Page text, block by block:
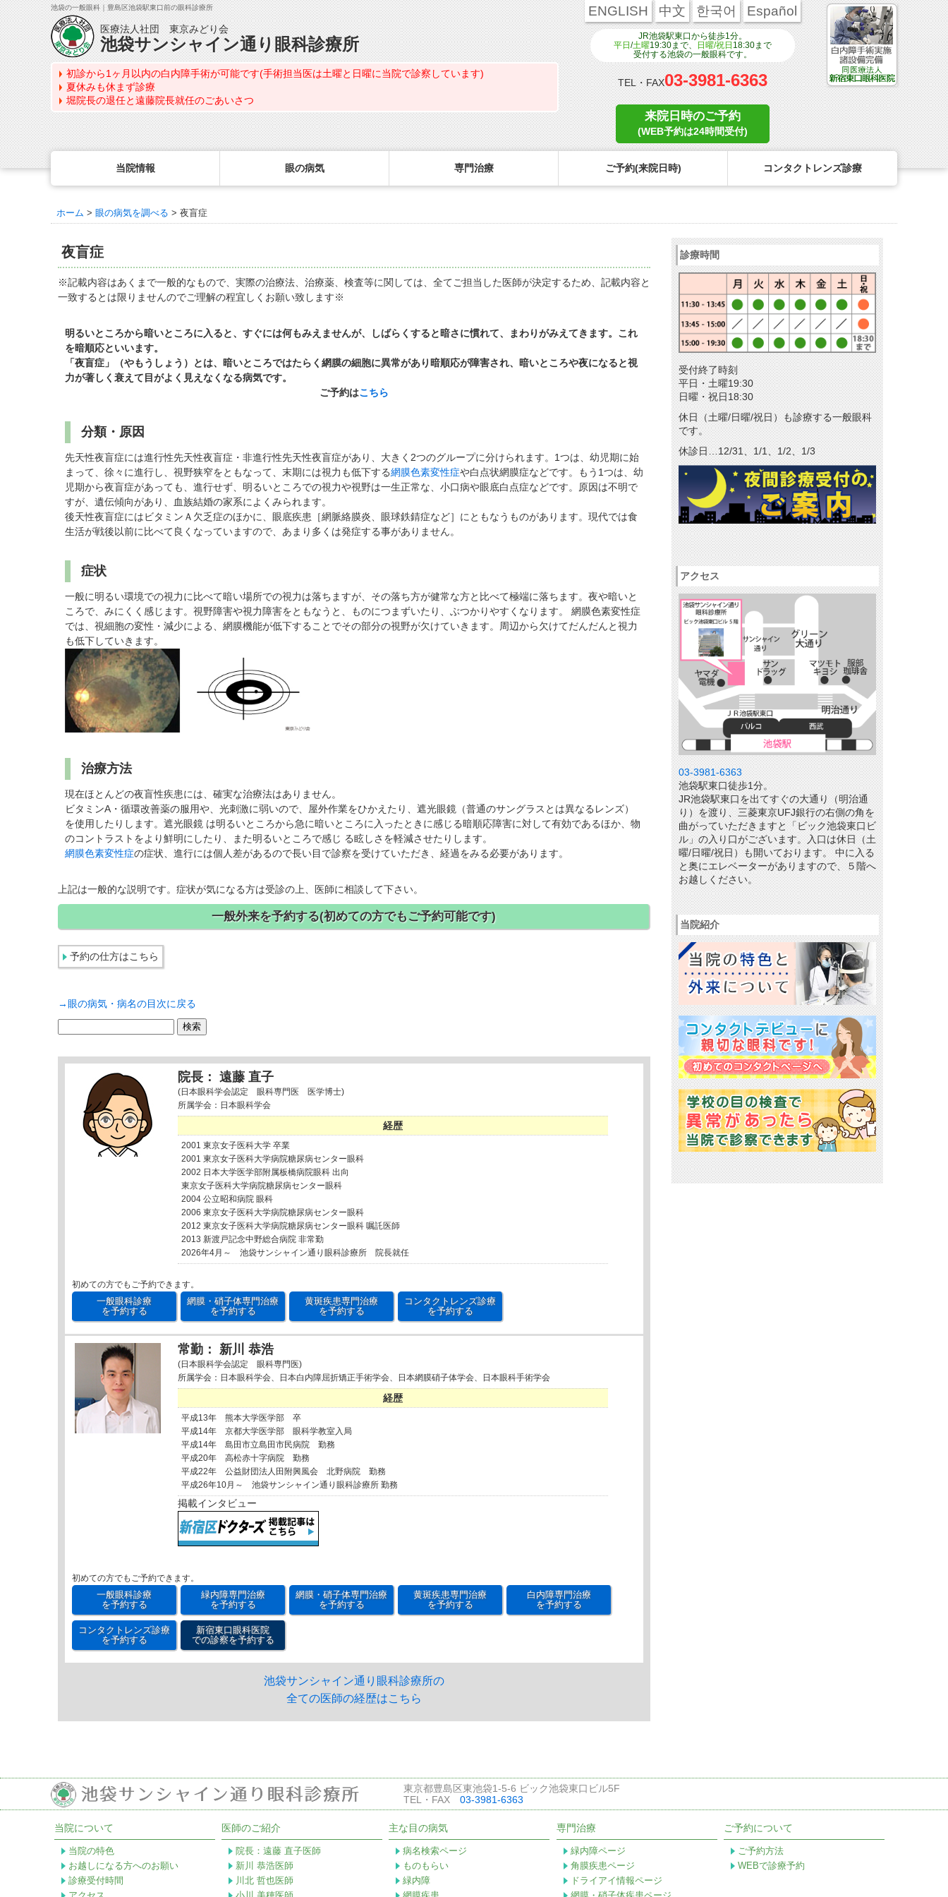
池袋の一般眼科｜豊島区池袋駅東口前の眼科診療所
医療法人社団 東京みどり会
池袋サンシャイン通り眼科診療所
初診から1ヶ月以内の白内障手術が可能です(手術担当医は土曜と日曜に当院で診察しています)
夏休みも休まず診療
堀院長の退任と遠藤院長就任のごあいさつ
ENGLISH 中文 한국어 Español
JR池袋駅東口から徒歩1分。
平日 /土曜19:30まで、 日曜/祝日 18:30まで
受付する池袋の一般眼科です。
TEL・FAX03-3981-6363
来院日時のご予約
(WEB予約は24時間受付)
当院情報
最新情報
医師のご紹介
当院勤務医師のご紹介
院内の様子・設備
院内の様子
診察の所要時間
アクセス
当院へお越しになる方へのお願い
よくある質問
診療報酬に関する院内掲示
メールマガジン
リクルート
パンフレットのダウンロード
眼の病気
眼の病気を調べる
症状から探す
目の構造から探す
眼精疲労
白内障
アレルギー性結膜炎
点眼液・眼軟膏について
専門治療
眼科専門治療・特設ページ
角膜疾患専門治療ページ
ドライアイ専門治療ページ
網膜・硝子体専門治療ページ
ぶどう膜炎専門治療ページ
眼形成診療ページ
小児眼科専門治療ぺージ(新宿東口眼科医院)
ご予約(来院日時)
WEB予約(来院日時の設定)
コンタクトレンズ診療を予約
緑内障専門治療を予約
角膜専門治療を予約
網膜・硝子体専門治療を予約
白内障専門治療を予約
予約をキャンセルする
コンタクトレンズ診療
コンタクトレンズ診療
処方箋を推奨する理由
定期検査について
コンタクトレンズの種類
乱視用コンタクト
サークルレンズ
コンタクトレンズの装着方法
コンタクトレンズのトラブル
コンタクトレンズの眼疾患
ホーム > 眼の病気を調べる > 夜盲症
夜盲症
※記載内容はあくまで一般的なもので、実際の治療法、治療薬、検査等に関しては、全てご担当した医師が決定するため、記載内容と
一致するとは限りませんのでご理解の程宜しくお願い致します※
明るいところから暗いところに入ると、すぐには何もみえませんが、しばらくすると暗さに慣れて、まわりがみえてきます。これ
を暗順応といいます。
「夜盲症」（やもうしょう）とは、暗いところではたらく網膜の細胞に異常があり暗順応が障害され、暗いところや夜になると視
力が著しく衰えて目がよく見えなくなる病気です。
ご予約はこちら
分類・原因
先天性夜盲症には進行性先天性夜盲症・非進行性先天性夜盲症があり、大きく2つのグループに分けられます。1つは、幼児期に始
まって、徐々に進行し、視野狭窄をともなって、末期には視力も低下する網膜色素変性症や白点状網膜症などです。もう1つは、幼
児期から夜盲症があっても、進行せず、明るいところでの視力や視野は一生正常な、小口病や眼底白点症などです。原因は不明で
すが、遺伝傾向があり、血族結婚の家系によくみられます。
後天性夜盲症にはビタミンＡ欠乏症のほかに、眼底疾患［網脈絡膜炎、眼球鉄錆症など］にともなうものがあります。現代では食
生活が戦後以前に比べて良くなっていますので、あまり多くは発症する事がありません。
症状
一般に明るい環境での視力に比べて暗い場所での視力は落ちますが、その落ち方が健常な方と比べて極端に落ちます。夜や暗いと
ころで、みにくく感じます。視野障害や視力障害をともなうと、ものにつまずいたり、ぶつかりやすくなります。 網膜色素変性症
では、視細胞の変性・減少による、網膜機能が低下することでその部分の視野が欠けていきます。周辺から欠けてだんだんと視力
も低下していきます。
治療方法
現在ほとんどの夜盲性疾患には、確実な治療法はありません。
ビタミンA・循環改善薬の服用や、光刺激に弱いので、屋外作業をひかえたり、遮光眼鏡（普通のサングラスとは異なるレンズ）
を使用したりします。遮光眼鏡 は明るいところから急に暗いところに入ったときに感じる暗順応障害に対して有効であるほか、物
のコントラストをより鮮明にしたり、また明るいところで感じ る眩しさを軽減させたりします。
網膜色素変性症の症状、進行には個人差があるので長い目で診察を受けていただき、経過をみる必要があります。
上記は一般的な説明です。症状が気になる方は受診の上、医師に相談して下さい。
一般外来を予約する(初めての方でもご予約可能です)
予約の仕方はこちら
→眼の病気・病名の目次に戻る
院長： 遠藤 直子
(日本眼科学会認定 眼科専門医 医学博士)
所属学会：日本眼科学会
経歴
2001 東京女子医科大学 卒業
2001 東京女子医科大学病院糖尿病センター眼科
2002 日本大学医学部附属板橋病院眼科 出向
東京女子医科大学病院糖尿病センター眼科
2004 公立昭和病院 眼科
2006 東京女子医科大学病院糖尿病センター眼科
2012 東京女子医科大学病院糖尿病センター眼科 嘱託医師
2013 新渡戸記念中野総合病院 非常勤
2026年4月～ 池袋サンシャイン通り眼科診療所 院長就任
初めての方でもご予約できます。
一般眼科診療
を予約する
網膜・硝子体専門治療
を予約する
黄斑疾患専門治療
を予約する
コンタクトレンズ診療
を予約する
常勤： 新川 恭浩
(日本眼科学会認定 眼科専門医)
所属学会：日本眼科学会、日本白内障屈折矯正手術学会、日本網膜硝子体学会、日本眼科手術学会
経歴
平成13年 熊本大学医学部 卒
平成14年 京都大学医学部 眼科学教室入局
平成14年 島田市立島田市民病院 勤務
平成20年 高松赤十字病院 勤務
平成22年 公益財団法人田附興風会 北野病院 勤務
平成26年10月～ 池袋サンシャイン通り眼科診療所 勤務
掲載インタビュー
初めての方でもご予約できます。
一般眼科診療
を予約する
緑内障専門治療
を予約する
網膜・硝子体専門治療
を予約する
黄斑疾患専門治療
を予約する
白内障専門治療
を予約する
コンタクトレンズ診療
を予約する
新宿東口眼科医院
での診察を予約する
池袋サンシャイン通り眼科診療所の
全ての医師の経歴はこちら
診療時間
受付終了時刻
平日・土曜19:30
日曜・祝日18:30
休日（土曜/日曜/祝日）も診療する一般眼科
です。
休診日…12/31、1/1、1/2、1/3
アクセス
03-3981-6363
池袋駅東口徒歩1分。
JR池袋駅東口を出てすぐの大通り（明治通
り）を渡り、三菱東京UFJ銀行の右側の角を
曲がっていただきますと「ビック池袋東口ビ
ル」の入り口がございます。入口は休日（土
曜/日曜/祝日）も開いております。 中に入る
と奥にエレベーターがありますので、５階へ
お越しください。
当院紹介
東京都豊島区東池袋1-5-6 ビック池袋東口ビル5F
TEL・FAX 03-3981-6363
当院について
当院の特色
お越しになる方へのお願い
診療受付時間
医師のご紹介
院長：遠藤 直子医師
新川 恭浩医師
川北 哲也医師
主な目の病気
病名検索ページ
ものもらい
緑内障
専門治療
緑内障ページ
角膜疾患ページ
ドライアイ情報ページ
ご予約について
ご予約方法
WEBで診療予約